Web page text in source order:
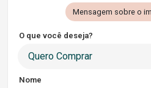
Mensagem sobre o
O que você deseja?
Quero Comprar
Nome